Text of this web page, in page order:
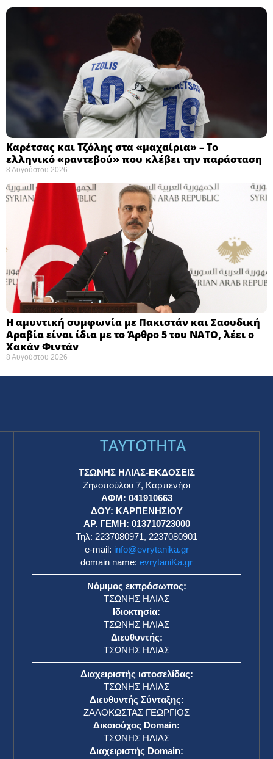
Καρέτσας και Τζόλης στα «μαχαίρια» – Το
ελληνικό «ραντεβού» που κλέβει την παράσταση
8 Αυγούστου 2026
Η αμυντική συμφωνία με Πακιστάν και Σαουδική
Αραβία είναι ίδια με το Άρθρο 5 του ΝΑΤΟ, λέει ο
Χακάν Φιντάν
8 Αυγούστου 2026
TAYTOTHTA
ΤΣΩΝΗΣ ΗΛΙΑΣ-ΕΚΔΟΣΕΙΣ
Ζηνοπούλου 7, Καρπενήσι
ΑΦΜ: 041910663
ΔΟΥ: ΚΑΡΠΕΝΗΣΙΟΥ
ΑΡ. ΓΕΜΗ: 013710723000
Τηλ: 2237080971, 2237080901
e-mail: info@evrytanika.gr
domain name: evrytaniKa.gr
Νόμιμος εκπρόσωπος:
ΤΣΩΝΗΣ ΗΛΙΑΣ
Ιδιοκτησία:
ΤΣΩΝΗΣ ΗΛΙΑΣ
Διευθυντής:
ΤΣΩΝΗΣ ΗΛΙΑΣ
Διαχειριστής ιστοσελίδας:
ΤΣΩΝΗΣ ΗΛΙΑΣ
Διευθυντής Σύνταξης:
ΖΑΛΟΚΩΣΤΑΣ ΓΕΩΡΓΙΟΣ
Δικαιούχος Domain:
ΤΣΩΝΗΣ ΗΛΙΑΣ
Διαχειριστής Domain: